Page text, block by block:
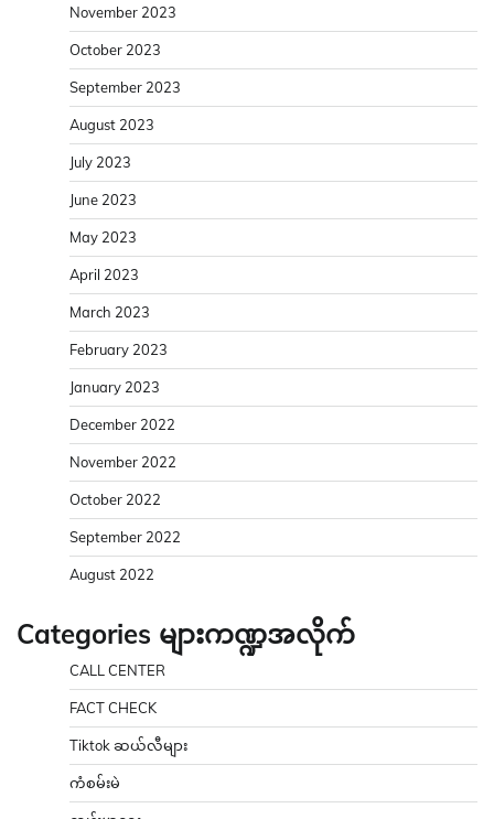
November 2023
October 2023
September 2023
August 2023
July 2023
June 2023
May 2023
April 2023
March 2023
February 2023
January 2023
December 2022
November 2022
October 2022
September 2022
August 2022
Categories များကဏ္ဍအလိုက်
CALL CENTER
FACT CHECK
Tiktok ဆယ်လီများ
ကံစမ်းမဲ